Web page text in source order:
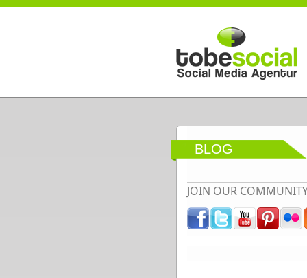
Direkt zum Inhalt
BLOG
JOIN OUR